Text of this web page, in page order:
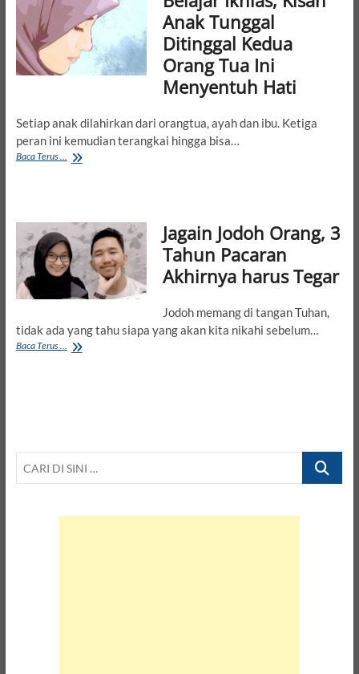
itu
Berisiko
Tinggi!’
Anak Tunggal
Ditinggal Kedua
Orang Tua Ini
Menyentuh Hati
Setiap anak dilahirkan dari orangtua, ayah dan ibu. Ketiga
peran ini kemudian terangkai hingga bisa…
Baca Terus ... Belajar
Ditinggal
Kedua
Orang
Tua
Ini
Menyentuh
Jagain Jodoh Orang, 3
Tahun Pacaran
Akhirnya harus Tegar
Jodoh memang di tangan Tuhan,
tidak ada yang tahu siapa yang akan kita nikahi sebelum…
Baca Terus ... Jagain
CARI